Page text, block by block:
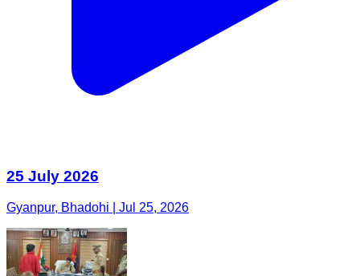
25 July 2026
Gyanpur, Bhadohi | Jul 25, 2026